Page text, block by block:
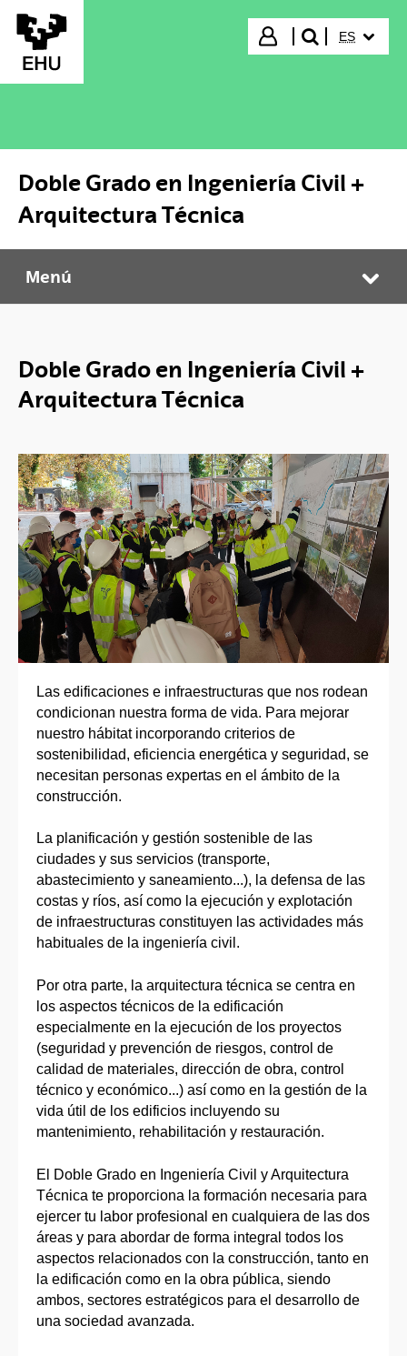
Saltar al contenido principal
Iniciar sesión
buscar"
ES
Doble Grado en Ingeniería Civil +
Arquitectura Técnica
Doble Grado en Ingeniería Civil + Arquitectura Técnica
Menú
Doble Grado en Ingeniería Civil +
Arquitectura Técnica
Las edificaciones e infraestructuras que nos rodean
condicionan nuestra forma de vida. Para mejorar
nuestro hábitat incorporando criterios de
sostenibilidad, eficiencia energética y seguridad, se
necesitan personas expertas en el ámbito de la
construcción.
La planificación y gestión sostenible de las
ciudades y sus servicios (transporte,
abastecimiento y saneamiento...), la defensa de las
costas y ríos, así como la ejecución y explotación
de infraestructuras constituyen las actividades más
habituales de la ingeniería civil.
Por otra parte, la arquitectura técnica se centra en
los aspectos técnicos de la edificación
especialmente en la ejecución de los proyectos
(seguridad y prevención de riesgos, control de
calidad de materiales, dirección de obra, control
técnico y económico...) así como en la gestión de la
vida útil de los edificios incluyendo su
mantenimiento, rehabilitación y restauración.
El Doble Grado en Ingeniería Civil y Arquitectura
Técnica te proporciona la formación necesaria para
ejercer tu labor profesional en cualquiera de las dos
áreas y para abordar de forma integral todos los
aspectos relacionados con la construcción, tanto en
la edificación como en la obra pública, siendo
ambos, sectores estratégicos para el desarrollo de
una sociedad avanzada.